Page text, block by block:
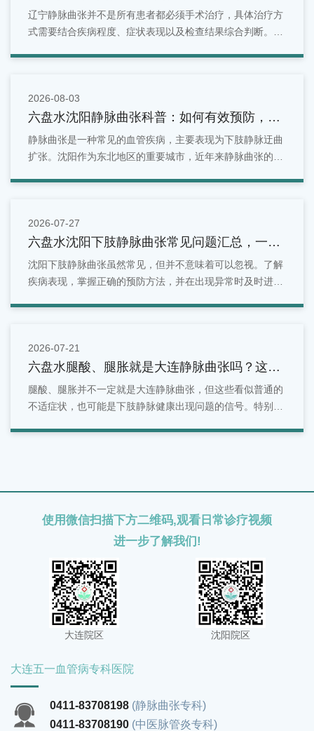
治疗方式！
辽宁静脉曲张并不是所有患者都必须手术治疗，具体治疗方
式需要结合疾病程度、症状表现以及检查结果综合判断。早
2026-08-03
六盘水沈阳静脉曲张科普：如何有效预防，守
护你的健康血管
静脉曲张是一种常见的血管疾病，主要表现为下肢静脉迂曲
扩张。沈阳作为东北地区的重要城市，近年来静脉曲张的发
2026-07-27
六盘水沈阳下肢静脉曲张常见问题汇总，一文
看懂
沈阳下肢静脉曲张虽然常见，但并不意味着可以忽视。了解
疾病表现，掌握正确的预防方法，并在出现异常时及时进行
2026-07-21
六盘水腿酸、腿胀就是大连静脉曲张吗？这些
症状别忽视
腿酸、腿胀并不一定就是大连静脉曲张，但这些看似普通的
不适症状，也可能是下肢静脉健康出现问题的信号。特别是
使用微信扫描下方二维码,观看日常诊疗视频
进一步了解我们!
大连院区 沈阳院区
大连五一血管病专科医院
0411-83708198 (静脉曲张专科)
0411-83708190 (中医脉管炎专科)